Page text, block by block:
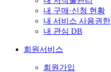
내 구매·신청 현황
내 서비스 사용권한
내 관심 DB
회원서비스
회원가입